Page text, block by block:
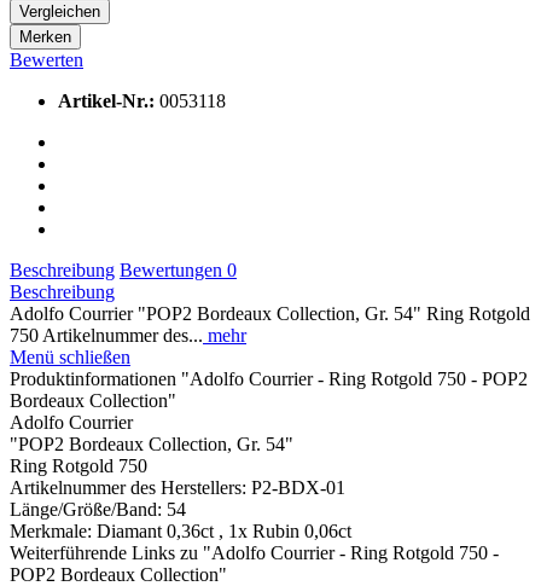
Vergleichen
Merken
Bewerten
Artikel-Nr.: 0053118
Beschreibung Bewertungen 0
Beschreibung
Adolfo Courrier "POP2 Bordeaux Collection, Gr. 54" Ring Rotgold
750 Artikelnummer des... mehr
Menü schließen
Produktinformationen "Adolfo Courrier - Ring Rotgold 750 - POP2
Bordeaux Collection"
Adolfo Courrier
"POP2 Bordeaux Collection, Gr. 54"
Ring Rotgold 750
Artikelnummer des Herstellers: P2-BDX-01
Länge/Größe/Band: 54
Merkmale: Diamant 0,36ct , 1x Rubin 0,06ct
Weiterführende Links zu "Adolfo Courrier - Ring Rotgold 750 -
POP2 Bordeaux Collection"